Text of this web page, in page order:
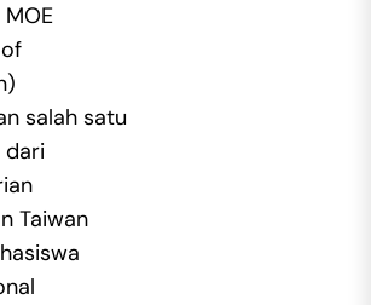
salah satu
dari
Taiwan